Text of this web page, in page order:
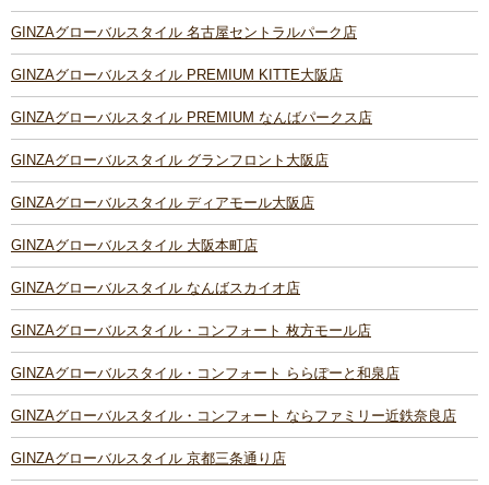
GINZAグローバルスタイル 名古屋セントラルパーク店
GINZAグローバルスタイル PREMIUM KITTE大阪店
GINZAグローバルスタイル PREMIUM なんばパークス店
GINZAグローバルスタイル グランフロント大阪店
GINZAグローバルスタイル ディアモール大阪店
GINZAグローバルスタイル 大阪本町店
GINZAグローバルスタイル なんばスカイオ店
GINZAグローバルスタイル・コンフォート 枚方モール店
GINZAグローバルスタイル・コンフォート ららぽーと和泉店
GINZAグローバルスタイル・コンフォート ならファミリー近鉄奈良店
GINZAグローバルスタイル 京都三条通り店